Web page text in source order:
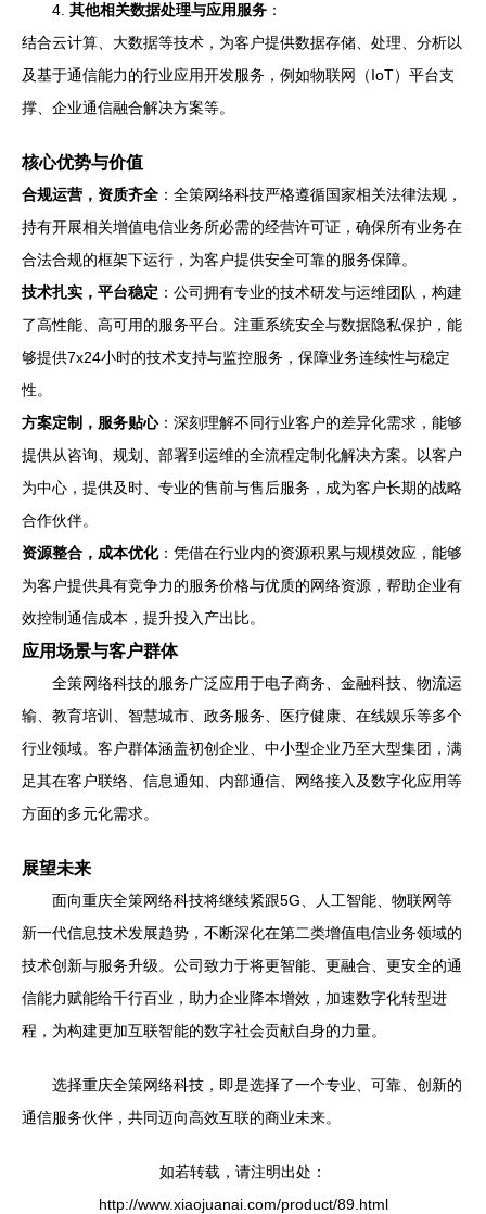
4. 其他相关数据处理与应用服务 ：
结合云计算、大数据等技术，为客户提供数据存储、处理、分析以
及基于通信能力的行业应用开发服务，例如物联网（IoT）平台支
撑、企业通信融合解决方案等。
核心优势与价值
合规运营，资质齐全 ：全策网络科技严格遵循国家相关法律法规，
持有开展相关增值电信业务所必需的经营许可证，确保所有业务在
合法合规的框架下运行，为客户提供安全可靠的服务保障。
技术扎实，平台稳定 ：公司拥有专业的技术研发与运维团队，构建
了高性能、高可用的服务平台。注重系统安全与数据隐私保护，能
够提供7x24小时的技术支持与监控服务，保障业务连续性与稳定
性。
方案定制，服务贴心：深刻理解不同行业客户的差异化需求，能够
提供从咨询、规划、部署到运维的全流程定制化解决方案。以客户
为中心，提供及时、专业的售前与售后服务，成为客户长期的战略
合作伙伴。
资源整合，成本优化：凭借在行业内的资源积累与规模效应，能够
为客户提供具有竞争力的服务价格与优质的网络资源，帮助企业有
效控制通信成本，提升投入产出比。
应用场景与客户群体
全策网络科技的服务广泛应用于电子商务、金融科技、物流运
输、教育培训、智慧城市、政务服务、医疗健康、在线娱乐等多个
行业领域。客户群体涵盖初创企业、中小型企业乃至大型集团，满
足其在客户联络、信息通知、内部通信、网络接入及数字化应用等
方面的多元化需求。
展望未来
面向重庆全策网络科技将继续紧跟5G、人工智能、物联网等
新一代信息技术发展趋势，不断深化在第二类增值电信业务领域的
技术创新与服务升级。公司致力于将更智能、更融合、更安全的通
信能力赋能给千行百业，助力企业降本增效，加速数字化转型进
程，为构建更加互联智能的数字社会贡献自身的力量。
选择重庆全策网络科技，即是选择了一个专业、可靠、创新的
通信服务伙伴，共同迈向高效互联的商业未来。
如若转载，请注明出处：
http://www.xiaojuanai.com/product/89.html